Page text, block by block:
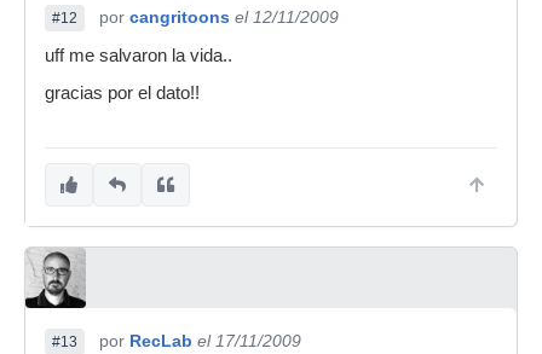
#12 por cangritoons el 12/11/2009
uff me salvaron la vida..
gracias por el dato!!
#13 por RecLab el 17/11/2009